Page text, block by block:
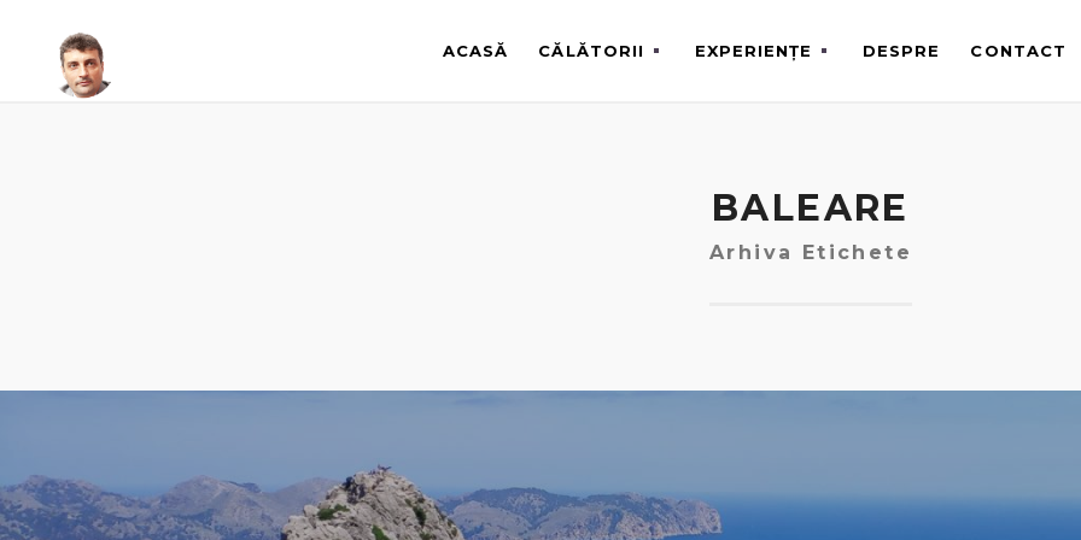
ACASĂ CĂLĂTORII EXPERIENȚE DESPRE CONTACT
BALEARE
Arhiva Etichete